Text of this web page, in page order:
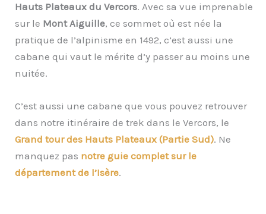
Hauts Plateaux du Vercors. Avec sa vue imprenable
sur le Mont Aiguille, ce sommet où est née la
pratique de l’alpinisme en 1492, c’est aussi une
cabane qui vaut le mérite d’y passer au moins une
nuitée.
C’est aussi une cabane que vous pouvez retrouver
dans notre itinéraire de trek dans le Vercors, le
Grand tour des Hauts Plateaux (Partie Sud). Ne
manquez pas notre guie complet sur le
département de l’Isère.